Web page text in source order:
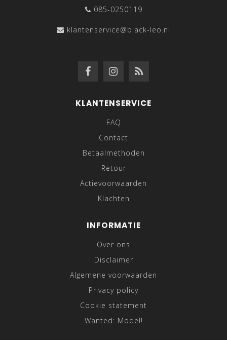
085-0250119
klantenservice@black-leo.nl
KLANTENSERVICE
FAQ
Contact
Betaalmethoden
Retour
Actievoorwaarden
Klachten
INFORMATIE
Over ons
Disclaimer
Algemene voorwaarden
Privacy policy
Cookie statement
Wanted: Model!